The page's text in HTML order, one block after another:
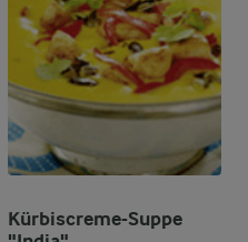
Kürbiscreme-Suppe